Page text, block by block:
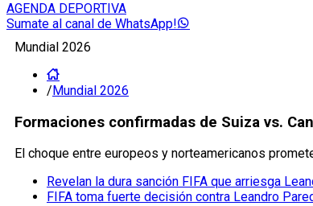
AGENDA DEPORTIVA
Sumate al canal de WhatsApp!
Mundial 2026
/Mundial 2026
Formaciones confirmadas de Suiza vs.
El choque entre europeos y norteamericanos
Revelan la dura sanción FIFA que arriesga
FIFA toma fuerte decisión contra Leandro